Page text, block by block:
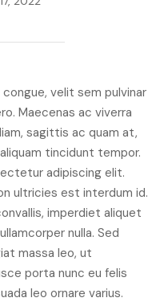
velit sem pulvinar
Maecenas ac viverra
sagittis ac quam at,
tincidunt tempor.
adipiscing elit.
ultricies est interdum id.
imperdiet aliquet
nulla. Sed
massa leo, ut
porta nunc eu felis
leo ornare varius.